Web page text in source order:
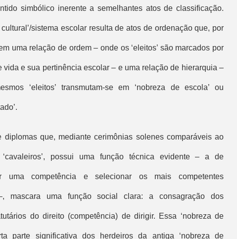
simbólico inerente a semelhantes atos de classificação.
’/sistema escolar resulta de atos de ordenação que, por
uma relação de ordem – onde os ‘eleitos’ são marcados por
vida e sua pertinência escolar – e uma relação de hierarquia –
‘eleitos’ transmutam-se em ‘nobreza de escola’ ou
diplomas que, mediante cerimônias solenes comparáveis ao
possui uma função técnica evidente – a de
uma competência e selecionar os mais competentes
mascara uma função social clara: a consagração dos
do direito (competência) de dirigir. Essa ‘nobreza de
parte significativa dos herdeiros da antiga ‘nobreza de